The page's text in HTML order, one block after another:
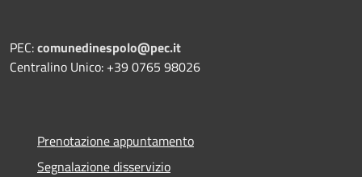
PEC:comunedinespolo@pec.it
Centralino Unico: +39 0765 98026
Prenotazione appuntamento
Segnalazione disservizio